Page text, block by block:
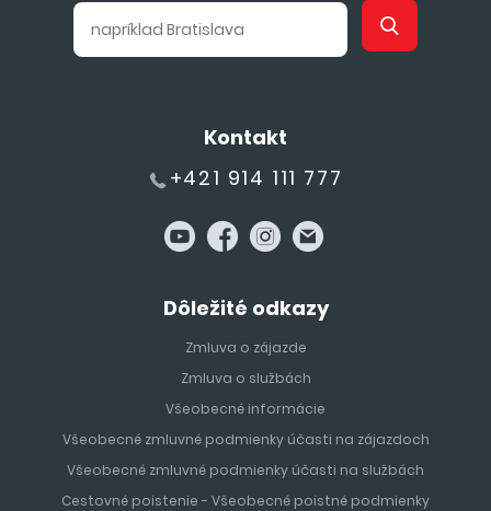
Kontakt
+421 914 111 777
Dôležité odkazy
Zmluva o zájazde
Zmluva o službách
Všeobecné informácie
Všeobecné zmluvné podmienky účasti na zájazdoch
Všeobecné zmluvné podmienky účasti na službách
Cestovné poistenie - Všeobecné poistné podmienky